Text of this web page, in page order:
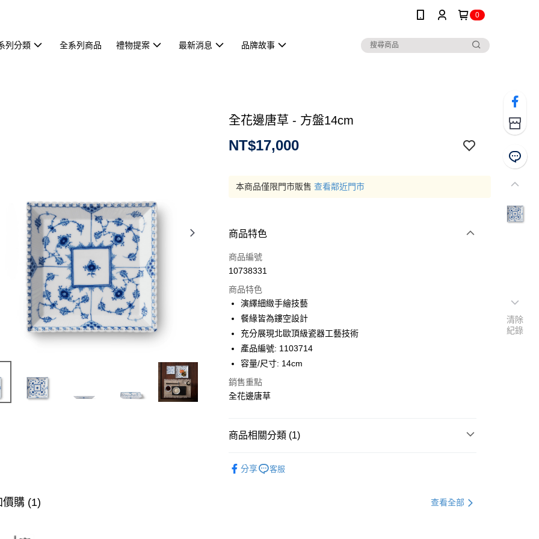
0
列分類 全系列商品 禮物提案 最新消息 品牌故事
全花邊唐草 - 方盤14cm
NT$17,000
本商品僅限門市販售 查看鄰近門市
商品特色
商品編號
10738331
商品特色
演繹細緻手繪技藝
餐緣皆為鏤空設計
充分展現北歐頂級瓷器工藝技術
產品編號: 1103714
容量/尺寸: 14cm
銷售重點
全花邊唐草
商品相關分類 (1)
分享
客服
價購 (1) 查看全部
清除
紀錄